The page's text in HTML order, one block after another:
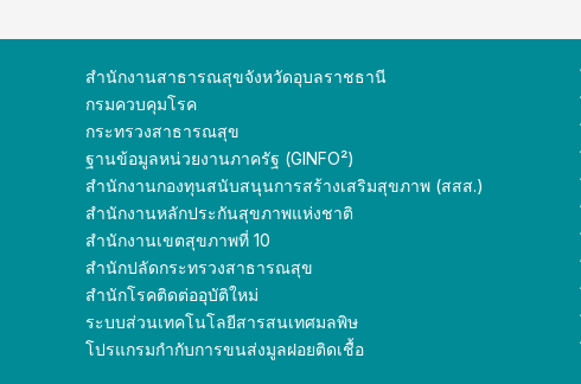
สำนักงานสาธารณสุขจังหวัดอุบลราชธานี
กรมควบคุมโรค
กระทรวงสาธารณสุข
ฐานข้อมูลหน่วยงานภาครัฐ (GINFO²)
สำนักงานกองทุนสนับสนุนการสร้างเสริมสุขภาพ (สสส.)
สำนักงานหลักประกันสุขภาพแห่งชาติ
สำนักงานเขตสุขภาพที่ 10
สำนักปลัดกระทรวงสาธารณสุข
สำนักโรคติดต่ออุบัติใหม่
ระบบส่วนเทคโนโลยีสารสนเทศมลพิษ
โปรแกรมกำกับการขนส่งมูลฝอยติดเชื้อ